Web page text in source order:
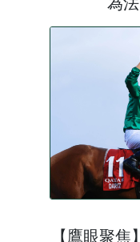
【鷹眼聚